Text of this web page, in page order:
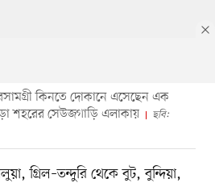
কিনতে দোকানে এসেছেন এক
শহরের সেউজগাড়ি এলাকায়
ছবি:
গ্রিল–তন্দুরি থেকে বুট, বুন্দিয়া,